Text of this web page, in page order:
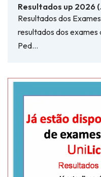
Resultados up 2026
Resultados dos
resultados dos exames
Ped…